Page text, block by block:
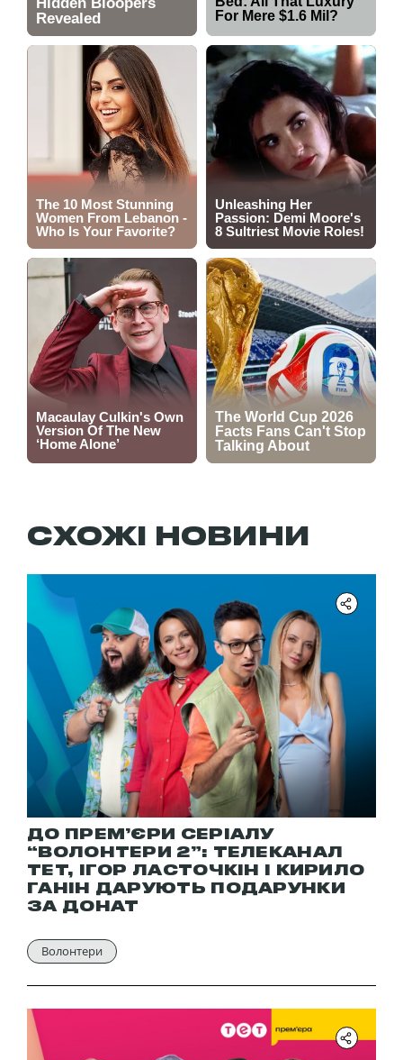
СХОЖІ НОВИНИ
ДО ПРЕМ’ЄРИ СЕРІАЛУ
“ВОЛОНТЕРИ 2”: ТЕЛЕКАНАЛ
ТЕТ, ІГОР ЛАСТОЧКІН І КИРИЛО
ГАНІН ДАРУЮТЬ ПОДАРУНКИ
ЗА ДОНАТ
Волонтери